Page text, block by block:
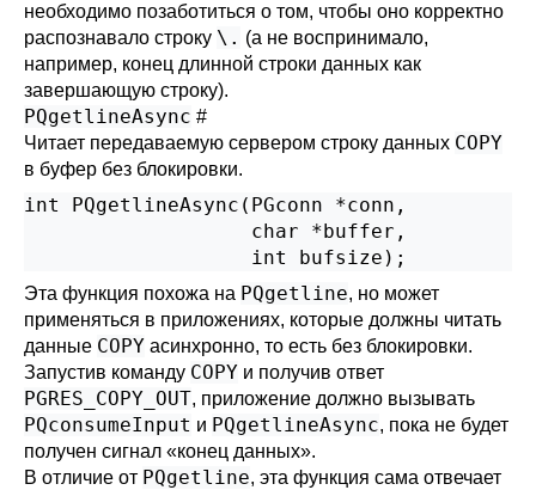
необходимо позаботиться о том, чтобы оно корректно
распознавало строку \. (а не воспринимало,
например, конец длинной строки данных как
завершающую строку).
PQgetlineAsync #
Читает передаваемую сервером строку данных COPY
в буфер без блокировки.
int PQgetlineAsync(PGconn *conn,
                   char *buffer,
Эта функция похожа на PQgetline, но может
применяться в приложениях, которые должны читать
данные COPY асинхронно, то есть без блокировки.
Запустив команду COPY и получив ответ
PGRES_COPY_OUT, приложение должно вызывать
PQconsumeInput и PQgetlineAsync, пока не будет
получен сигнал «конец данных».
В отличие от PQgetline, эта функция сама отвечает